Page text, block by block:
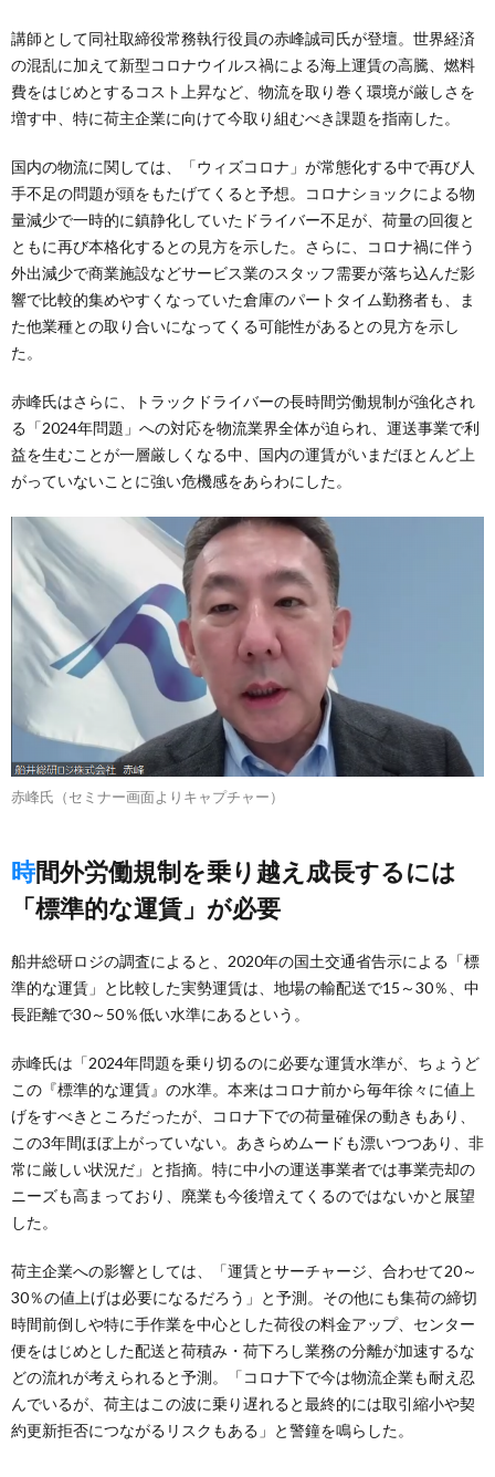
講師として同社取締役常務執行役員の赤峰誠司氏が登壇。世界経済
の混乱に加えて新型コロナウイルス禍による海上運賃の高騰、燃料
費をはじめとするコスト上昇など、物流を取り巻く環境が厳しさを
増す中、特に荷主企業に向けて今取り組むべき課題を指南した。
国内の物流に関しては、「ウィズコロナ」が常態化する中で再び人
手不足の問題が頭をもたげてくると予想。コロナショックによる物
量減少で一時的に鎮静化していたドライバー不足が、荷量の回復と
ともに再び本格化するとの見方を示した。さらに、コロナ禍に伴う
外出減少で商業施設などサービス業のスタッフ需要が落ち込んだ影
響で比較的集めやすくなっていた倉庫のパートタイム勤務者も、ま
た他業種との取り合いになってくる可能性があるとの見方を示し
た。
赤峰氏はさらに、トラックドライバーの長時間労働規制が強化され
る「2024年問題」への対応を物流業界全体が迫られ、運送事業で利
益を生むことが一層厳しくなる中、国内の運賃がいまだほとんど上
がっていないことに強い危機感をあらわにした。
赤峰氏（セミナー画面よりキャプチャー）
時間外労働規制を乗り越え成長するには
「標準的な運賃」が必要
船井総研ロジの調査によると、2020年の国土交通省告示による「標
準的な運賃」と比較した実勢運賃は、地場の輸配送で15～30％、中
長距離で30～50％低い水準にあるという。
赤峰氏は「2024年問題を乗り切るのに必要な運賃水準が、ちょうど
この『標準的な運賃』の水準。本来はコロナ前から毎年徐々に値上
げをすべきところだったが、コロナ下での荷量確保の動きもあり、
この3年間ほぼ上がっていない。あきらめムードも漂いつつあり、非
常に厳しい状況だ」と指摘。特に中小の運送事業者では事業売却の
ニーズも高まっており、廃業も今後増えてくるのではないかと展望
した。
荷主企業への影響としては、「運賃とサーチャージ、合わせて20～
30％の値上げは必要になるだろう」と予測。その他にも集荷の締切
時間前倒しや特に手作業を中心とした荷役の料金アップ、センター
便をはじめとした配送と荷積み・荷下ろし業務の分離が加速するな
どの流れが考えられると予測。「コロナ下で今は物流企業も耐え忍
んでいるが、荷主はこの波に乗り遅れると最終的には取引縮小や契
約更新拒否につながるリスクもある」と警鐘を鳴らした。